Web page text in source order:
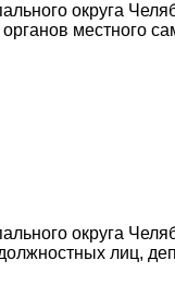
округа
местного
округа
лиц,